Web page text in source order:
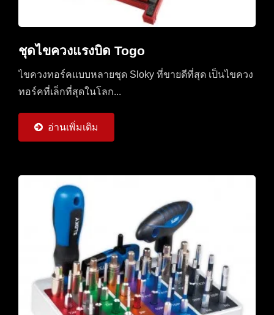
ชุดไขควงแรงบิด Togo
ไขควงทอร์คแบบหลายชุด Sloky ที่ขายดีที่สุด เป็นไขควง
ทอร์คที่เล็กที่สุดในโลก...
อ่านเพิ่มเติม